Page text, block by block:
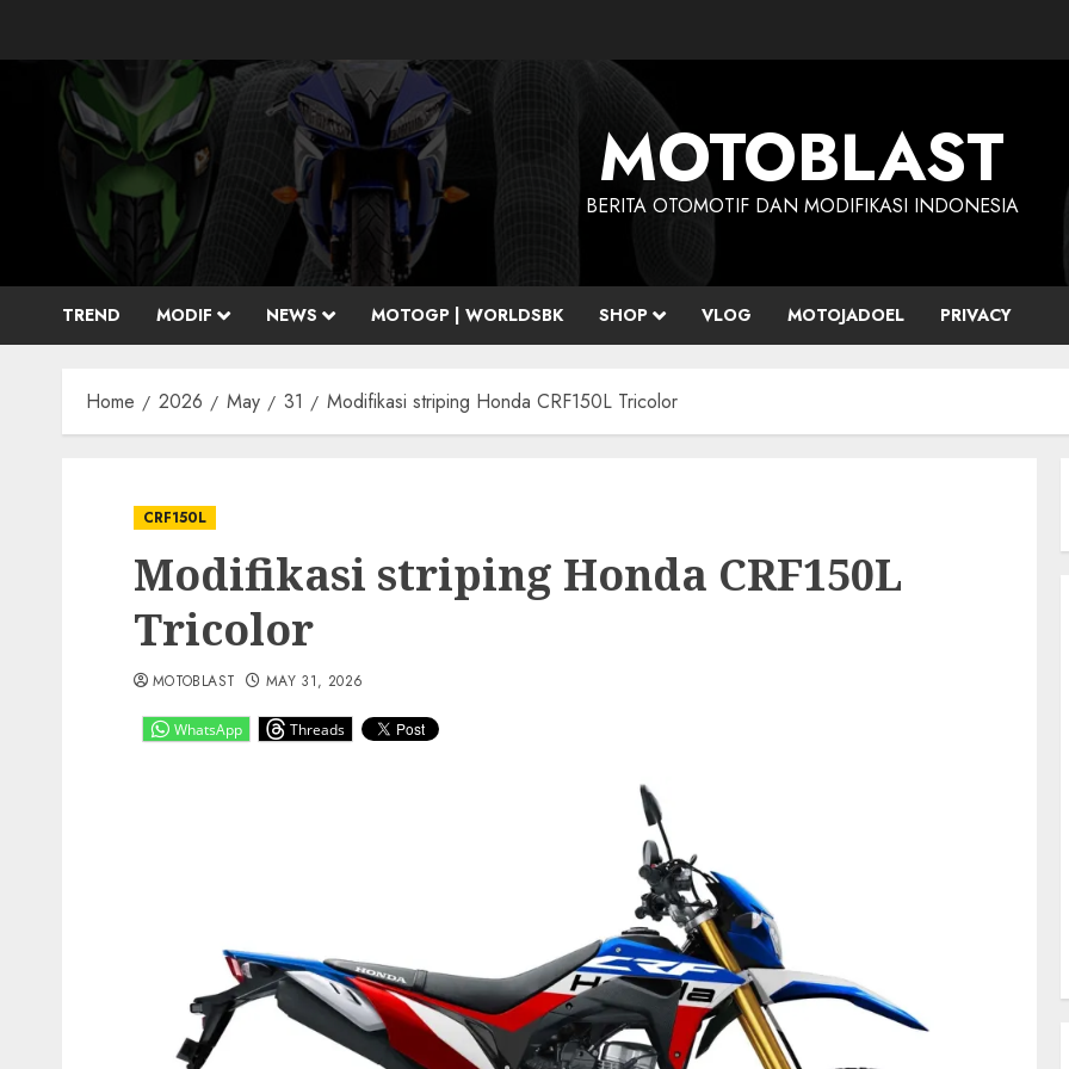
MOTOBLAST
BERITA OTOMOTIF DAN MODIFIKASI INDONESIA
TREND MODIF NEWS MOTOGP | WORLDSBK SHOP VLOG MOTOJADOEL PRIVACY
Home 2026 May 31 Modifikasi striping Honda CRF150L Tricolor
CRF150L
Modifikasi striping Honda CRF150L
Tricolor
WhatsApp Threads
MOTOBLAST MAY 31, 2026